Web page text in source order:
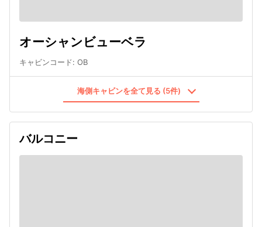
オーシャンビューベラ
キャビンコード: OB
海側キャビンを全て見る (5件)
バルコニー